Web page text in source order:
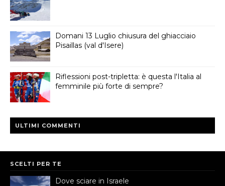
Domani 13 Luglio chiusura del ghiacciaio
Pisaillas (val d'Isere)
Riflessioni post-tripletta: è questa l'Italia al
femminile più forte di sempre?
ULTIMI COMMENTI
SCELTI PER TE
Dove sciare in Israele